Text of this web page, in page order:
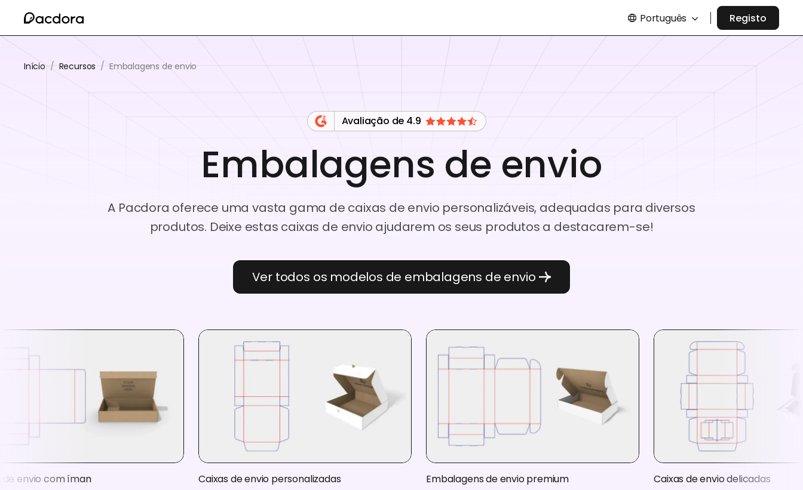
Português Registo
Início / Recursos / Embalagens de envio
Avaliação de 4.9
Embalagens de envio
A Pacdora oferece uma vasta gama de caixas de envio personalizáveis, adequadas para diversos
produtos. Deixe estas caixas de envio ajudarem os seus produtos a destacarem-se!
Ver todos os modelos de embalagens de envio
de envio com íman Caixas de envio personalizadas Embalagens de envio premium Caixas de envio delicadas